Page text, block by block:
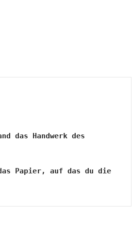
das Handwerk des
Papier, auf das du die